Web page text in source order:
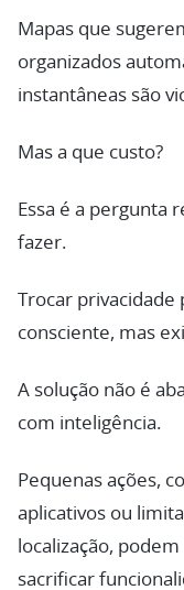
Mapas que
organizados
instantâneas são
Mas a que custo?
Essa é a pergunta
fazer.
Trocar privacidade
consciente, mas
A solução não é
com inteligência.
Pequenas ações,
aplicativos ou
localização,
sacrificar